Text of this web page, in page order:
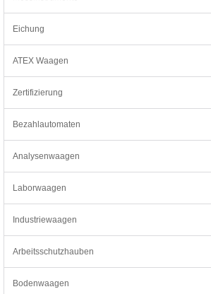
Eichung
ATEX Waagen
Zertifizierung
Bezahlautomaten
Analysenwaagen
Laborwaagen
Industriewaagen
Arbeitsschutzhauben
Bodenwaagen